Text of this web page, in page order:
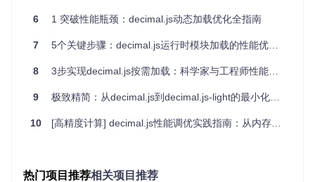
📦 模块拆分策略：核心与扩展的分离
基于decimal.js的内部结构和功能特性，我们可以将其拆分为
以下模块体系：
    A[核心模块 decimal.js] --> B[基础运算模块]
    B --> D[高级数学模块]
6 1 突破性能瓶颈：decimal.js动态加载优化全指南
7 5个关键步骤：decimal.js运行时模块加载的性能优化指南
8 3步实现decimal.js按需加载：科学家与工程师性能优化指南
9 极致精简：从decimal.js到decimal.js-light的最小化指南
10 [高精度计算] decimal.js性能调优实践指南：从内存优化到计算效率提升
热门项目推荐相关项目推荐